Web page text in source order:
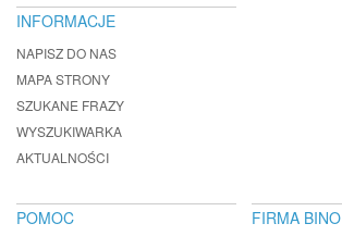
INFORMACJE
NAPISZ DO NAS
MAPA STRONY
SZUKANE FRAZY
WYSZUKIWARKA
AKTUALNOŚCI
POMOC FIRMA BINO